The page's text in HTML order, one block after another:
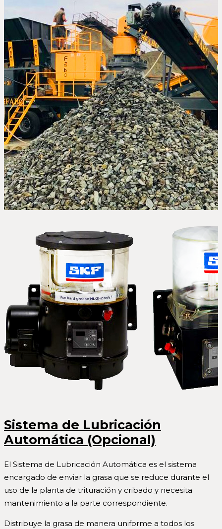
Sistema de Lubricación
Automática (Opcional)
El Sistema de Lubricación Automática es el sistema
encargado de enviar la grasa que se reduce durante el
uso de la planta de trituración y cribado y necesita
mantenimiento a la parte correspondiente.
Distribuye la grasa de manera uniforme a todos los